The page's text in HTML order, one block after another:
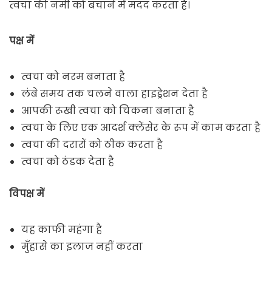
त्वचा की नमी को बचाने में मदद करता है।
पक्ष में
त्वचा को नरम बनाता है
लंबे समय तक चलने वाला हाइड्रेशन देता है
आपकी रूखी त्वचा को चिकना बनाता है
त्वचा के लिए एक आदर्श क्लेंसेर के रूप में काम करता है
त्वचा की दरारों को ठीक करता है
त्वचा को ठंडक देता है
विपक्ष में
यह काफी महंगा है
मुँहासे का इलाज नहीं करता